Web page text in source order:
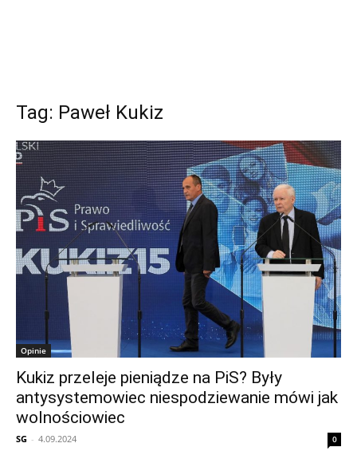
Tag: Paweł Kukiz
Opinie
Kukiz przeleje pieniądze na PiS? Były
antysystemowiec niespodziewanie mówi jak
wolnościowiec
SG - 4.09.2024 0